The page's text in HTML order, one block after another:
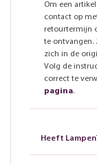
Om een
contact op
retourtermijn
te ontvangen.
zich in de
Volg de
correct te
pagina.
Heeft